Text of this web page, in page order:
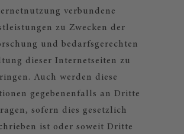
verbundene
zu Zwecken der
und bedarfsgerechten
dieser Internetseiten zu
Auch werden diese
gegebenenfalls an Dritte
sofern dies gesetzlich
ist oder soweit Dritte